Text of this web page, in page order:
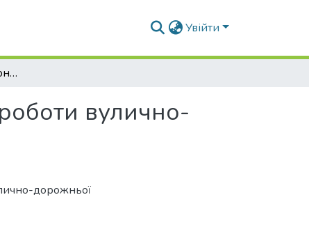
Увійти
Проблеми аудиту та моніторингу ефективності роботи вулично-дорожньої мережі міст
вулично-
дорожньої